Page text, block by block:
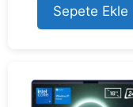
o
f
5
Sepete Ekle